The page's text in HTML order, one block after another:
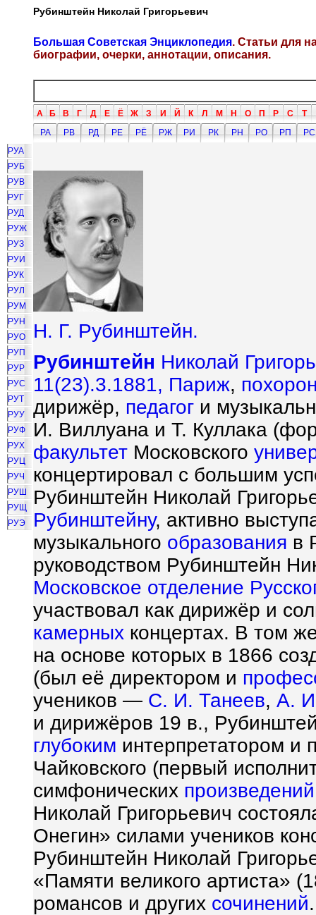
Рубинштейн Николай Григорьевич
Большая Советская Энциклопедия. Статьи для
биографии, очерки, аннотации, описания.
А Б В Г Д Е Ё Ж З И Й К Л М Н О П Р С Т
РА
РВ РД РЕ РЁ РЖ РИ РК РН РО РП
РС
РУА
РУБ
РУВ
РУГ
РУД
РУЖ
РУЗ
РУИ
РУК
РУЛ
РУМ
РУН
РУО
РУП
РУР
РУС
РУТ
РУУ
РУФ
РУХ
РУЦ
РУЧ
РУШ
РУЩ
РУЭ
Н. Г. Рубинштейн.
Рубинштейн Николай
11(23).3.1881, Париж,
дирижёр, педагог и
И. Виллуана и Т. Куллака
факультет Московского
концертировал с большим
Рубинштейн Николай
Рубинштейну, активно
музыкального образования в
руководством Рубинштейн
Московское отделение
участвовал как дирижёр и
камерных концертах. В том
на основе которых в 1866
(был её директором и
учеников — С. И. Танеев, А.
и дирижёров 19 в.,
глубоким интерпретатором и
Чайковского (первый
симфонических произведений
Николай Григорьевич
Онегин» силами учеников
Рубинштейн Николай
«Памяти великого артиста»
романсов и других сочинений.